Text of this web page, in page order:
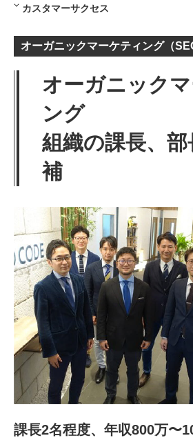
カスタマーサクセス
オーガニックマーケティング（
オーガニック
ング
組織の課長、
補
課長2名程度、年収800万〜